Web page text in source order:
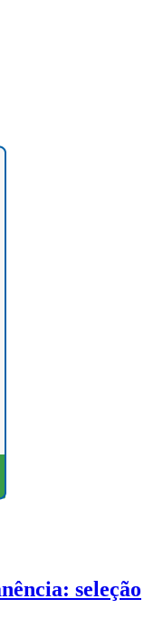
seleção